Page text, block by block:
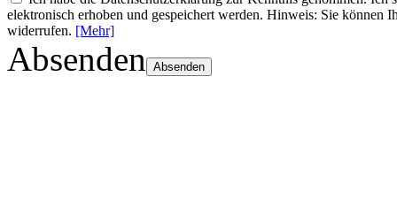
elektronisch erhoben und gespeichert werden. Hinweis: Sie
widerrufen. [Mehr]
Absenden Absenden